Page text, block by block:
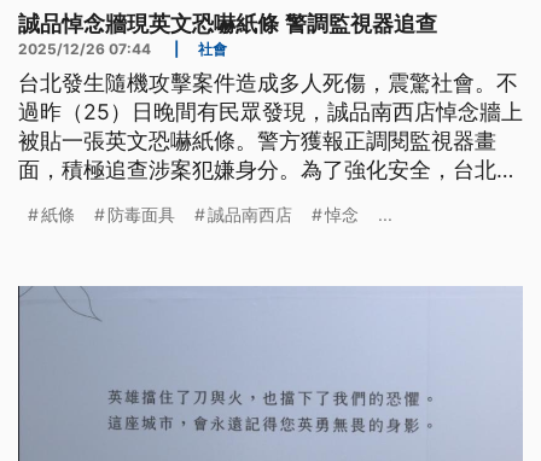
誠品悼念牆現英文恐嚇紙條 警調監視器追查
2025/12/26 07:44 社會
台北發生隨機攻擊案件造成多人死傷，震驚社會。不
過昨（25）日晚間有民眾發現，誠品南西店悼念牆上
被貼一張英文恐嚇紙條。警方獲報正調閱監視器畫
面，積極追查涉案犯嫌身分。為了強化安全，台北捷
過濾呼吸器等引發危安疑慮的裝扮，經過勸導未改善
紙條 防毒面具 誠品南西店 悼念 ...